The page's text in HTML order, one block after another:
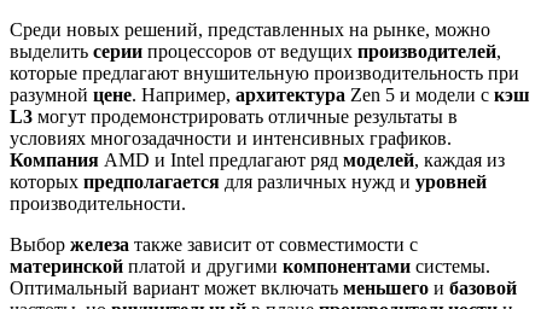
Среди новых решений, представленных на рынке, можно
выделить серии процессоров от ведущих производителей,
которые предлагают внушительную производительность при
разумной цене. Например, архитектура Zen 5 и модели с кэш
L3 могут продемонстрировать отличные результаты в
условиях многозадачности и интенсивных графиков.
Компания AMD и Intel предлагают ряд моделей, каждая из
которых предполагается для различных нужд и уровней
производительности.
Выбор железа также зависит от совместимости с
материнской платой и другими компонентами системы.
Оптимальный вариант может включать меньшего и базовой